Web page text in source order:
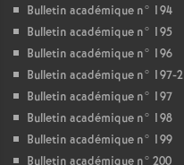
Bulletin académique n° 194
Bulletin académique n° 195
Bulletin académique n° 196
Bulletin académique n° 197-2
Bulletin académique n° 197
Bulletin académique n° 198
Bulletin académique n° 199